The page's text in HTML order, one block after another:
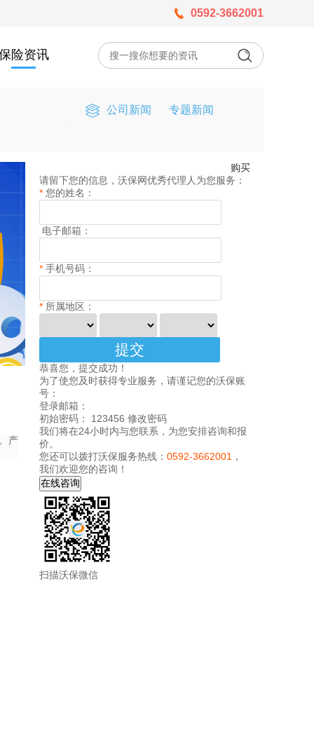
0592-3662001
险资讯
公司新闻 专题新闻
产
购买
请留下您的信息，沃保网优秀代理人为您服务：
*您的姓名：
电子邮箱：
*手机号码：
*所属地区：
恭喜您，提交成功！
为了使您及时获得专业服务，请谨记您的沃保账
号：
登录邮箱：
初始密码： 123456 修改密码
我们将在24小时内与您联系，为您安排咨询和报
价。
您还可以拨打沃保服务热线： 0592-3662001 ，
我们欢迎您的咨询！
扫描沃保微信